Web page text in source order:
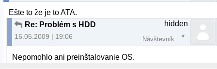
Ešte to že je to ATA.
Re: Problém s HDD
16.05.2009 | 19:06
hidden
Návštevník
Nepomohlo ani preinštalovanie OS.